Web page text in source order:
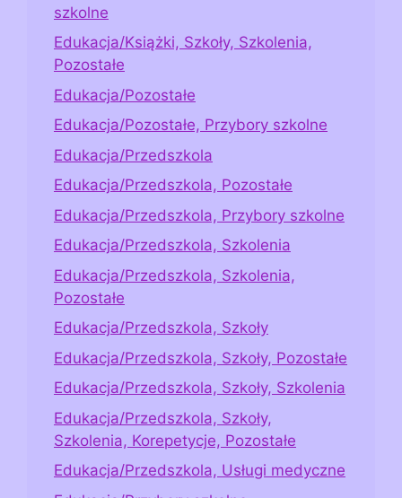
szkolne
Edukacja/Książki, Szkoły, Szkolenia,
Pozostałe
Edukacja/Pozostałe
Edukacja/Pozostałe, Przybory szkolne
Edukacja/Przedszkola
Edukacja/Przedszkola, Pozostałe
Edukacja/Przedszkola, Przybory szkolne
Edukacja/Przedszkola, Szkolenia
Edukacja/Przedszkola, Szkolenia,
Pozostałe
Edukacja/Przedszkola, Szkoły
Edukacja/Przedszkola, Szkoły, Pozostałe
Edukacja/Przedszkola, Szkoły, Szkolenia
Edukacja/Przedszkola, Szkoły,
Szkolenia, Korepetycje, Pozostałe
Edukacja/Przedszkola, Usługi medyczne